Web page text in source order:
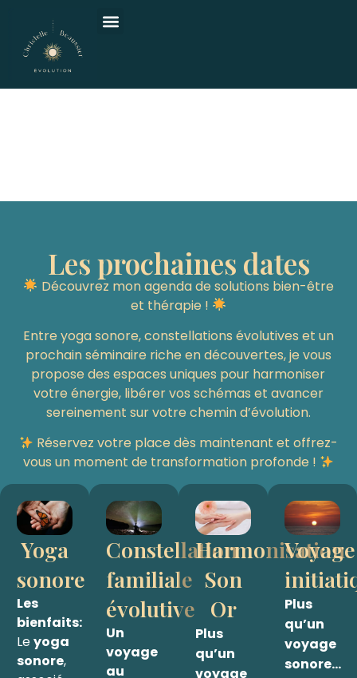
Les prochaines dates
Découvrez mon agenda de solutions bien-être
et thérapie !
Entre yoga sonore, constellations évolutives et un
prochain séminaire riche en découvertes, je vous
propose des espaces uniques pour harmoniser
votre énergie, libérer vos schémas et avancer
sereinement sur votre chemin d’évolution.
Réservez votre place dès maintenant et offrez-
vous un moment de transformation profonde !
Yoga
sonore
Les
bienfaits:
Leyoga
sonore,
Constellation
familiale
évolutive
Un
voyage
au
Harmonisation
Son
Or
Plus
qu’un
voyage
Voyage
Plus
qu’un
voyage
sonore…